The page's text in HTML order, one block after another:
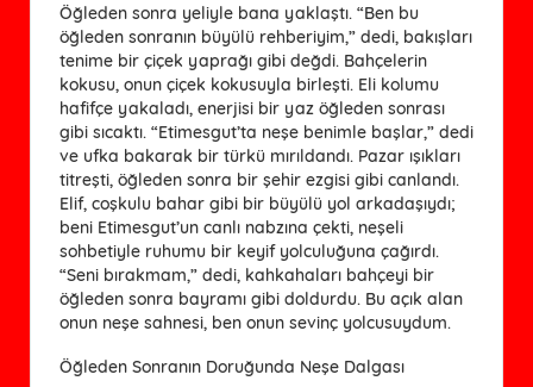
Öğleden sonra yeliyle bana yaklaştı. “Ben bu
öğleden sonranın büyülü rehberiyim,” dedi, bakışları
tenime bir çiçek yaprağı gibi değdi. Bahçelerin
kokusu, onun çiçek kokusuyla birleşti. Eli kolumu
hafifçe yakaladı, enerjisi bir yaz öğleden sonrası
gibi sıcaktı. “Etimesgut’ta neşe benimle başlar,” dedi
ve ufka bakarak bir türkü mırıldandı. Pazar ışıkları
titreşti, öğleden sonra bir şehir ezgisi gibi canlandı.
Elif, coşkulu bahar gibi bir büyülü yol arkadaşıydı;
beni Etimesgut’un canlı nabzına çekti, neşeli
sohbetiyle ruhumu bir keyif yolculuğuna çağırdı.
“Seni bırakmam,” dedi, kahkahaları bahçeyi bir
öğleden sonra bayramı gibi doldurdu. Bu açık alan
onun neşe sahnesi, ben onun sevinç yolcusuydum.
Öğleden Sonranın Doruğunda Neşe Dalgası